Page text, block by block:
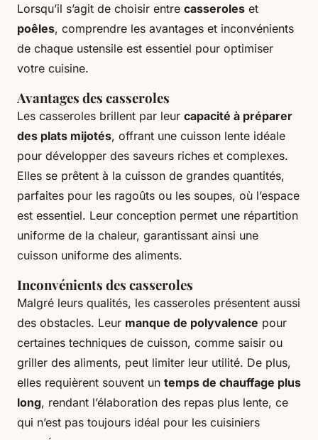
Lorsqu’il s’agit de choisir entre casseroles et
poêles, comprendre les avantages et inconvénients
de chaque ustensile est essentiel pour optimiser
votre cuisine.
Avantages des casseroles
Les casseroles brillent par leur capacité à préparer
des plats mijotés, offrant une cuisson lente idéale
pour développer des saveurs riches et complexes.
Elles se prêtent à la cuisson de grandes quantités,
parfaites pour les ragoûts ou les soupes, où l’espace
est essentiel. Leur conception permet une répartition
uniforme de la chaleur, garantissant ainsi une
cuisson uniforme des aliments.
Inconvénients des casseroles
Malgré leurs qualités, les casseroles présentent aussi
des obstacles. Leur manque de polyvalence pour
certaines techniques de cuisson, comme saisir ou
griller des aliments, peut limiter leur utilité. De plus,
elles requièrent souvent un temps de chauffage plus
long, rendant l’élaboration des repas plus lente, ce
qui n’est pas toujours idéal pour les cuisiniers